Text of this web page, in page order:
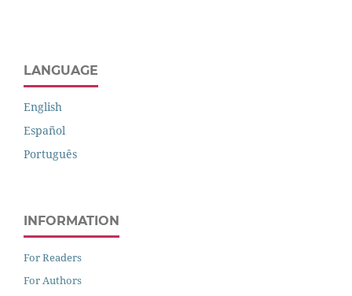
LANGUAGE
English
Español
Português
INFORMATION
For Readers
For Authors